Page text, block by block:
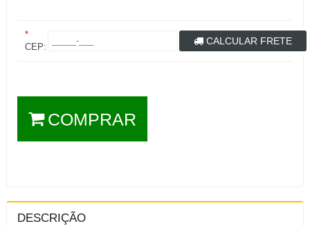
*
CEP:
CALCULAR FRETE
COMPRAR
DESCRIÇÃO